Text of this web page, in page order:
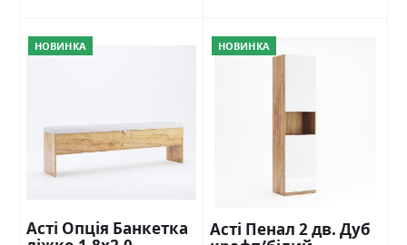
НОВИНКА
Асті Опція Банкетка
НОВИНКА
Асті Пенал 2 дв. Дуб